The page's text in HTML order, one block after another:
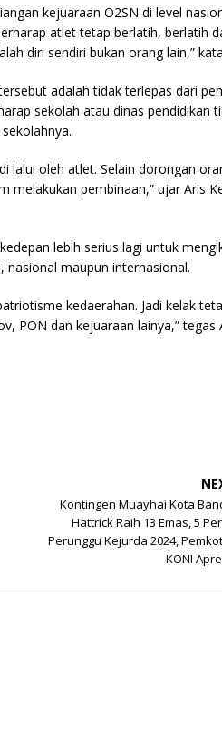
kejuaraan O2SN di level
atlet tetap berlatih, berlatih
diri sendiri bukan orang lain,”
adalah tidak terlepas dari
sekolah atau dinas pendidikan
lalui oleh atlet. Selain dorongan
melakukan pembinaan,” ujar Aris
lebih serius lagi untuk
nasional maupun internasional.
kedaerahan. Jadi kelak
PON dan kejuaraan lainya,” tegas
Kontingen Muayhai Kota
Hattrick Raih 13 Emas, 5
Perunggu Kejurda 2024,
KONI